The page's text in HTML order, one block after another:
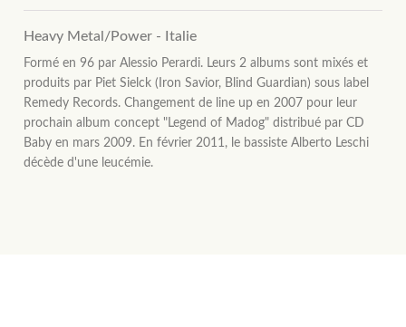
Heavy Metal/Power - Italie
Formé en 96 par Alessio Perardi. Leurs 2 albums sont mixés et
produits par Piet Sielck (Iron Savior, Blind Guardian) sous label
Remedy Records. Changement de line up en 2007 pour leur
prochain album concept "Legend of Madog" distribué par CD
Baby en mars 2009. En février 2011, le bassiste Alberto Leschi
décède d'une leucémie.